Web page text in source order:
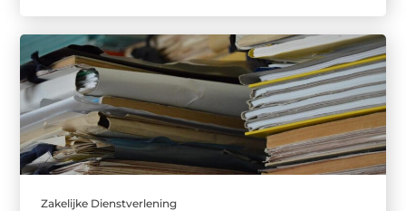
Zakelijke Dienstverlening